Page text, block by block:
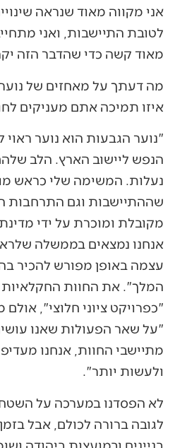
אני מקווה מאוד שנראה
לטובת התיישבות, ואני
מאוד קשה כדי שהדבר הזה
מה דעתך על מאחזים של
איזו תמיכה אתם מעניקים
"נוער הגבעות הוא נוער
הנפש ליישוב הארץ. הלב
נעלות. המשימה שלי כראש
שההתיישבות וגם התרחבות
מקובלת ומוכרת על ידי
אנחנו נמצאים בממשלה
עצמה באופן מפורש להכיר
המלך". את החוות החקלאיות
"כפרויקט ציוני חלוצי",
"על שאר הפעולות שאנו
מתיישבי החוות, אנחנו
ולעשות יותר".
לא הפסדנו במערכה על
לגובה ברורה לכולם, אבל
בניינים ובמועצות ביהודה